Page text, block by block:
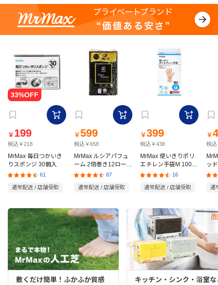
￥ 199
税込￥218
MrMax 毎日つかいき
りスポンジ 30個入
61
通常配送 / 店舗受取
￥599
税込￥658
MrMax ルシアパフュ
ーム 2倍巻き12ロール
ダブル
87
通常配送 / 店舗受取
￥399
税込￥438
MrMax 使いきりポリ
エチレン手袋M 100枚
入
16
通常配送 / 店舗受取
￥
税込
ッ
の
通
敷くだけ簡単！ふかふか質感
キッチン・シンク・浴室な